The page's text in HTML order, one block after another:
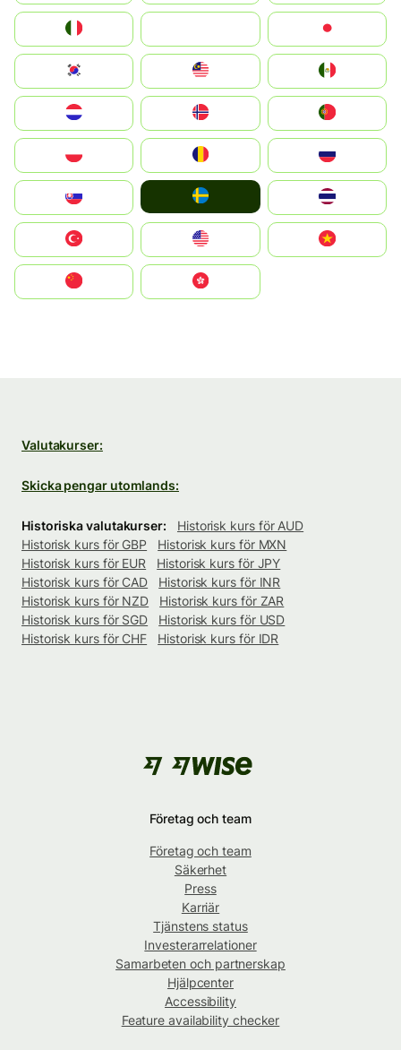
South Korea
United States
中國香港特別行政區
Valutakurser:
Skicka pengar utomlands:
Historiska valutakurser:
Historisk kurs för AUD
Historisk kurs för GBP
Historisk kurs för MXN
Historisk kurs för EUR
Historisk kurs för JPY
Historisk kurs för CAD
Historisk kurs för INR
Historisk kurs för NZD
Historisk kurs för ZAR
Historisk kurs för SGD
Historisk kurs för USD
Historisk kurs för CHF
Historisk kurs för IDR
Företag och team
Företag och team
Säkerhet
Press
Karriär
Tjänstens status
Investerarrelationer
Samarbeten och partnerskap
Hjälpcenter
Accessibility
Feature availability checker